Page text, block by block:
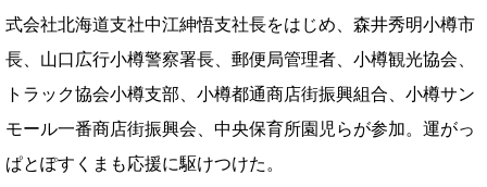
式会社北海道支社中江紳悟支社長をはじめ、森井秀明小樽市
長、山口広行小樽警察署長、郵便局管理者、小樽観光協会、
トラック協会小樽支部、小樽都通商店街振興組合、小樽サン
モール一番商店街振興会、中央保育所園児らが参加。運がっ
ぱとぽすくまも応援に駆けつけた。